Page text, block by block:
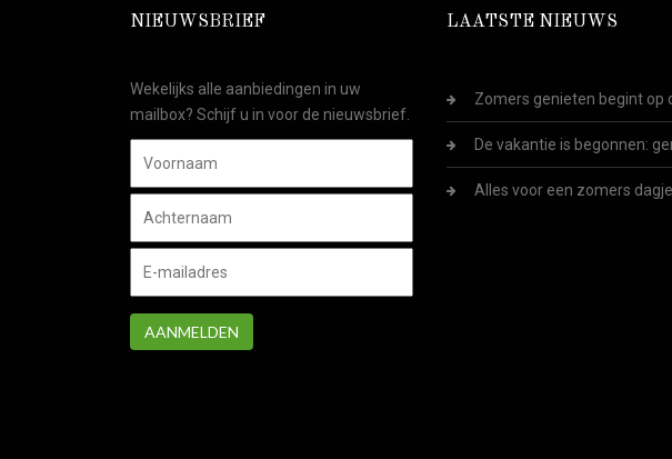
NIEUWSBRIEF
Wekelijks alle aanbiedingen in uw
mailbox? Schijf u in voor de nieuwsbrief.
AANMELDEN
LAATSTE NIEUWS
Zomers genieten begint op
De vakantie is begonnen:
Alles voor een zomers